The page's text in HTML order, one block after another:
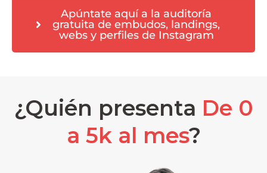
Apúntate aquí a la auditoría
gratuita de embudos, landings,
webs y perfiles de Instagram
¿Quién presenta De 0
a 5k al mes?